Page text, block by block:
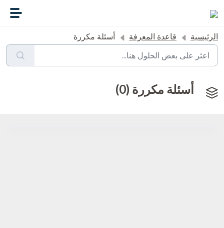
الرئيسية قاعدة المعرفة أسئلة مكررة
أسئلة مكررة (0)